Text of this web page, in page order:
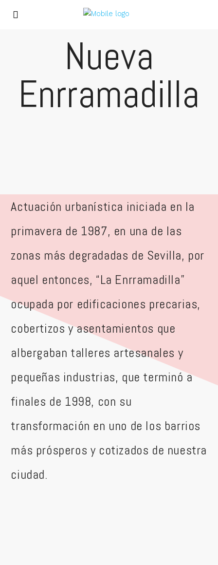
Nueva
Enrramadilla
Actuación urbanística iniciada en la
primavera de 1987, en una de las
zonas más degradadas de Sevilla, por
aquel entonces, “La Enrramadilla”
ocupada por edificaciones precarias,
cobertizos y asentamientos que
albergaban talleres artesanales y
pequeñas industrias, que terminó a
finales de 1998, con su
transformación en uno de los barrios
más prósperos y cotizados de nuestra
ciudad.